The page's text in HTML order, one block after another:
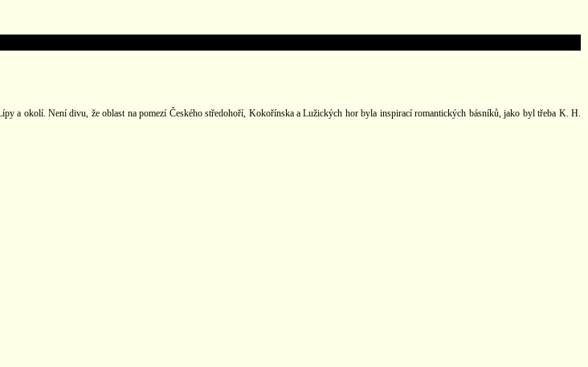
a okolí. Není divu, že oblast na pomezí Českého středohoří, Kokořínska a Lužických hor byla inspirací romantických básníků, jako byl třeba K. H.